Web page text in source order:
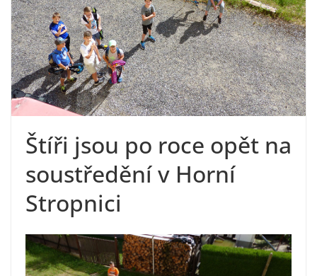
Štíři jsou po roce opět na
soustředění v Horní
Stropnici